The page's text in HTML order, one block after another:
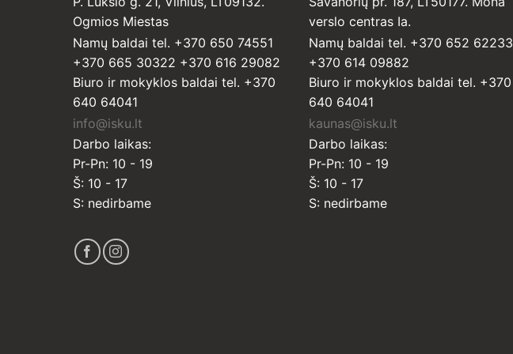
Ogmios Miestas
Namų baldai tel. +370 650 74551
+370 665 30322 +370 616 29082
Biuro ir mokyklos baldai tel. +370
640 64041
info@isku.lt
Darbo laikas:
Pr-Pn: 10 - 19
Š: 10 - 17
S: nedirbame
verslo centras Ia.
Namų baldai tel. +370 652 62233
+370 614 09882
Biuro ir mokyklos baldai tel. +370
640 64041
kaunas@isku.lt
Darbo laikas:
Pr-Pn: 10 - 19
Š: 10 - 17
S: nedirbame